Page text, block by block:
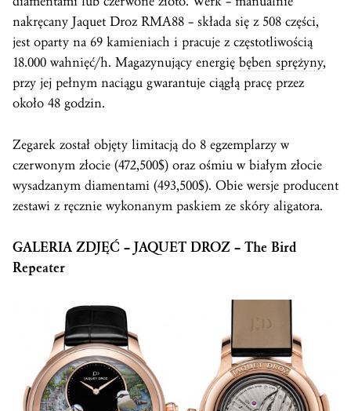
nakręcany Jaquet Droz RMA88 – składa się z 508 części,
jest oparty na 69 kamieniach i pracuje z częstotliwością
18.000 wahnięć/h. Magazynujący energię bęben sprężyny,
przy jej pełnym naciągu gwarantuje ciągłą pracę przez
około 48 godzin.
Zegarek został objęty limitacją do 8 egzemplarzy w
czerwonym złocie (472,500$) oraz ośmiu w białym złocie
wysadzanym diamentami (493,500$). Obie wersje producent
zestawi z ręcznie wykonanym paskiem ze skóry aligatora.
GALERIA ZDJĘĆ – JAQUET DROZ – The Bird
Repeater